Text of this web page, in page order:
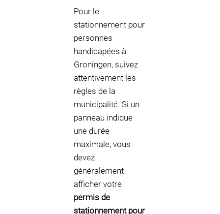
Pour le
stationnement pour
personnes
handicapées à
Groningen, suivez
attentivement les
règles de la
municipalité. Si un
panneau indique
une durée
maximale, vous
devez
généralement
afficher votre
permis de
stationnement pour